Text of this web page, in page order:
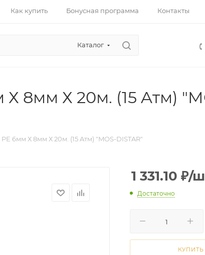
Как купить Бонусная программа Контакты
Каталог
8мм Х 20м. (15 Aтм)
6мм Х 8мм Х 20м. (15 Aтм) "MOS-DISTAR"
1 331.10 ₽/
Достаточно
КУПИТЬ